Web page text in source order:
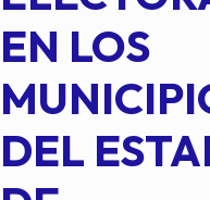
EN LOS
DEL